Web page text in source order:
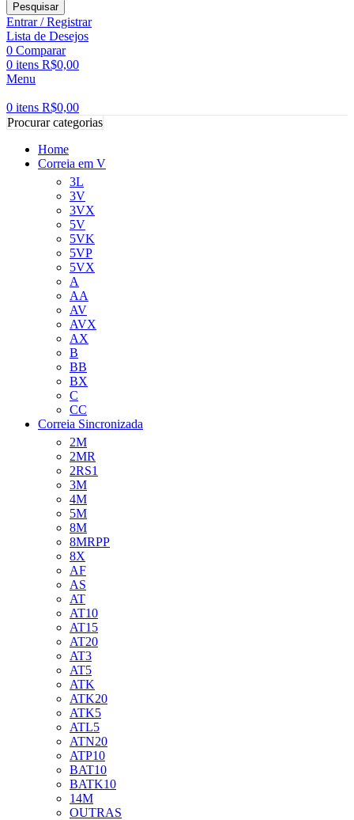
Pesquisar
Entrar / Registrar
Lista de Desejos
0 Comparar
0 itens R$0,00
Menu
0 itens R$0,00
Procurar categorias
Home
Correia em V
3L
3V
3VX
5V
5VK
5VP
5VX
A
AA
AV
AVX
AX
B
BB
BX
C
CC
Correia Sincronizada
2M
2MR
2RS1
3M
4M
5M
8M
8MRPP
8X
AF
AS
AT
AT10
AT15
AT20
AT3
AT5
ATK
ATK20
ATK5
ATL5
ATN20
ATP10
BAT10
BATK10
14M
OUTRAS